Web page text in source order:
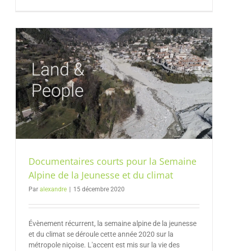
Documentaires courts pour la Semaine
Alpine de la Jeunesse et du climat
Par alexandre 15 décembre 2020
Évènement récurrent, la semaine alpine de la jeunesse
et du climat se déroule cette année 2020 sur la
métropole niçoise. L'accent est mis sur la vie des